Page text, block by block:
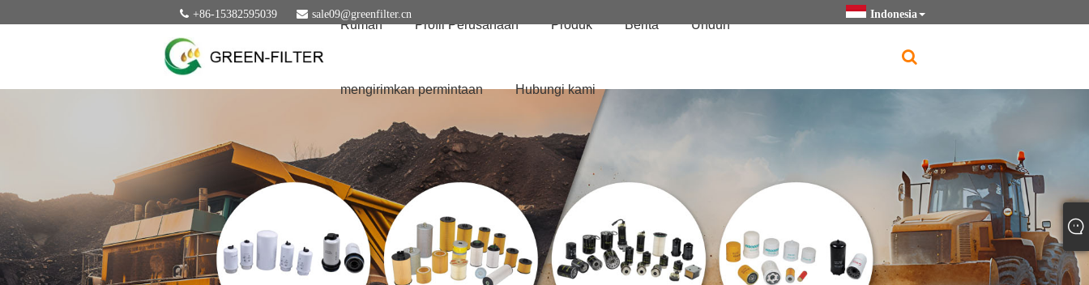
+86-15382595039 sale09@greenfilter.cn Indonesia
Rumah Profil Perusahaan Produk Berita Unduh
mengirimkan permintaan Hubungi kami